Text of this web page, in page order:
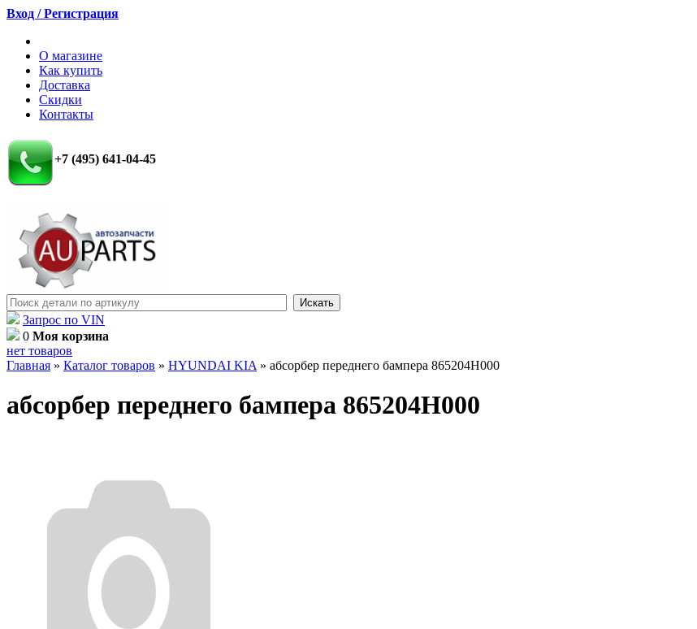
Вход / Регистрация
О магазине
Как купить
Доставка
Скидки
Контакты
+7 (495) 641-04-45
Запрос по VIN
0 Моя корзина
нет товаров
Главная » Каталог товаров » HYUNDAI KIA » абсорбер переднего бампера 865204H000
абсорбер переднего бампера 865204H000